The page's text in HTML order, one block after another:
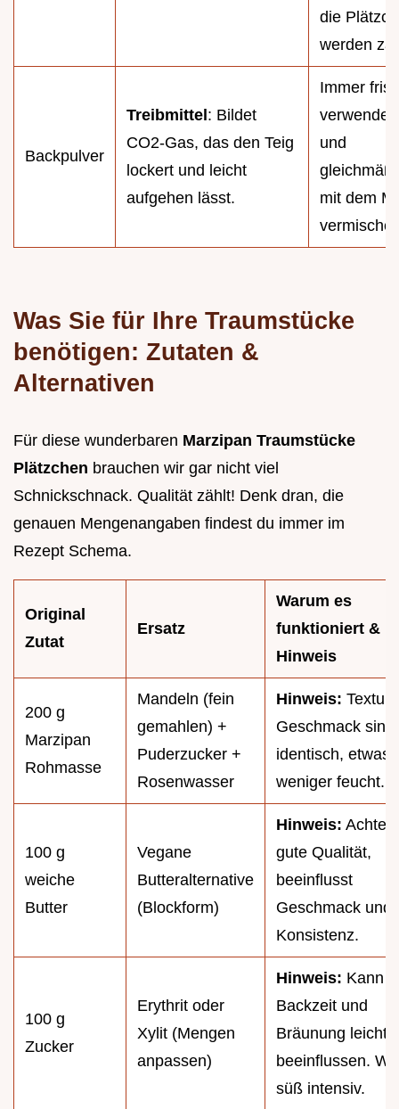
die
werden
Backpulver
Treibmittel : Bildet
CO2-Gas, das den Teig
lockert und leicht
aufgehen lässt.
Immer
verwenden
und
mit dem
Was Sie für Ihre Traumstücke
benötigen: Zutaten &
Alternativen
Für diese wunderbaren Marzipan Traumstücke
Plätzchen brauchen wir gar nicht viel
Schnickschnack. Qualität zählt! Denk dran, die
genauen Mengenangaben findest du immer im
Rezept Schema.
Original
Zutat
Ersatz
Warum es
funktioniert &
Hinweis
200 g
Marzipan
Rohmasse
Mandeln (fein
gemahlen) +
Puderzucker +
Rosenwasser
Hinweis: Textur
Geschmack sind
identisch, etwas
weniger feucht.
100 g
weiche
Butter
Vegane
Butteralternative
(Blockform)
Hinweis: Achte
gute Qualität,
beeinflusst
Geschmack und
Konsistenz.
100 g
Zucker
Erythrit oder
Xylit (Mengen
anpassen)
Hinweis: Kann
Backzeit und
Bräunung leicht
beeinflussen.
süß intensiv.